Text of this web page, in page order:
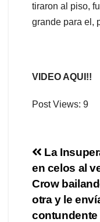
tiraron al piso,
grande para el,
VIDEO AQUI!!
Post Views: 9
de
La
en celos al
Crow
otra y le
contundente